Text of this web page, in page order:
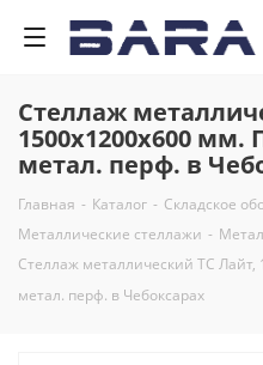
Стеллаж
1500x1200x600 мм.
метал. перф. в
Главная - Каталог - Складское
Металлические стеллажи -
Стеллаж металлический ТС
метал. перф. в Чебоксарах